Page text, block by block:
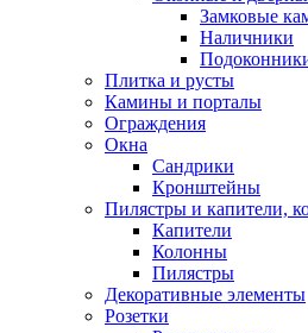
Замковые
Наличники
Плитка и русты
Камины и порталы
Ограждения
Окна
Сандрики
Кронштейны
Пилястры и капители,
Капители
Колонны
Пилястры
Декоративные элементы
Розетки